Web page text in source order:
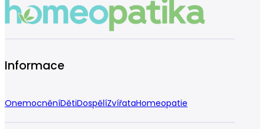
Informace
OnemocněníDětiDospělíZvířataHomeopatie